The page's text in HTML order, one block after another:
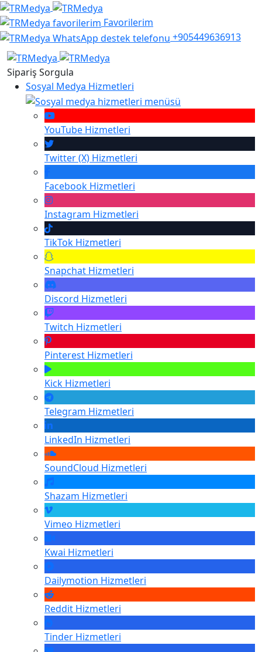
Favorilerim
+905449636913
Sipariş Sorgula
Sosyal Medya Hizmetleri
YouTube Hizmetleri
Twitter (X) Hizmetleri
Facebook Hizmetleri
Instagram Hizmetleri
TikTok Hizmetleri
Snapchat Hizmetleri
Discord Hizmetleri
Twitch Hizmetleri
Pinterest Hizmetleri
Kick Hizmetleri
Telegram Hizmetleri
LinkedIn Hizmetleri
SoundCloud Hizmetleri
Shazam Hizmetleri
Vimeo Hizmetleri
Kwai Hizmetleri
Dailymotion Hizmetleri
Reddit Hizmetleri
Tinder Hizmetleri